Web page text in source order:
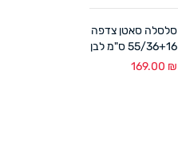
סלסלה סאטן צדפה
55/36+16 ס"מ לבן
169.00 ₪